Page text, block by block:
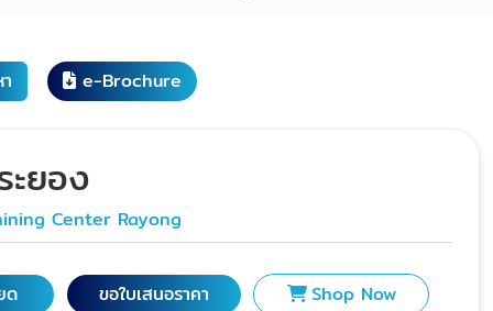
e-Brochure
ะยอง
Center Rayong
ด ขอใบเสนอราคา Shop Now